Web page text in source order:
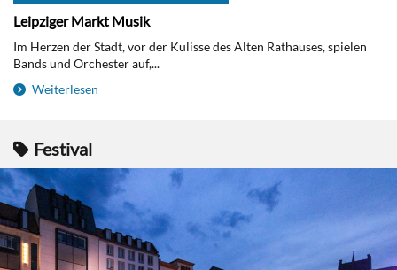
Leipziger Markt Musik
Im Herzen der Stadt, vor der Kulisse des Alten Rathauses, spielen
Bands und Orchester auf,...
Weiterlesen
Festival